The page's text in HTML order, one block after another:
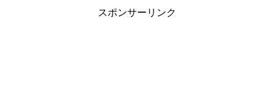
スポンサーリンク